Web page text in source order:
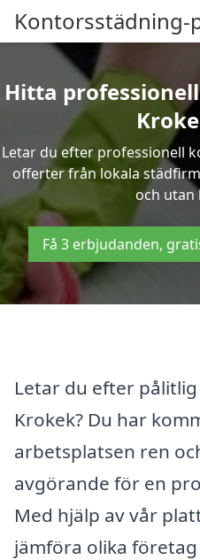
Kontorsstädning-
Hitta
Letar du efter professionell
offerter från lokala
och utan
Få 3 erbjudanden,
Letar du efter
Krokek? Du har
arbetsplatsen ren
avgörande för en
Med hjälp av vår
jämföra olika